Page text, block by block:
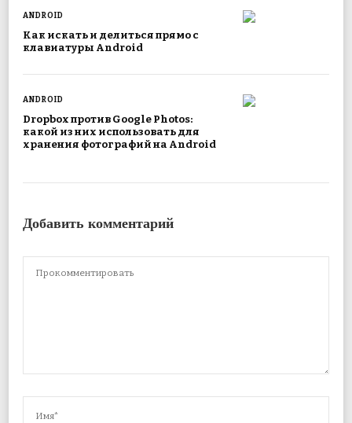
ANDROID
Как искать и делиться прямо с
клавиатуры Android
ANDROID
Dropbox против Google Photos:
какой из них использовать для
хранения фотографий на Android
Добавить комментарий